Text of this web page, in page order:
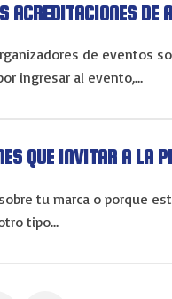
DE
de eventos
ingresar al evento,…
QUE INVITAR A LA
tu marca o porque
tipo…